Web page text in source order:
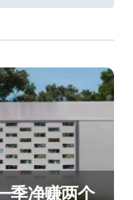
季净赚两个